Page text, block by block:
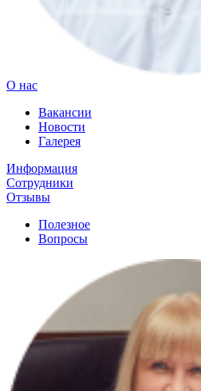
О нас
Вакансии
Новости
Галерея
Информация
Сотрудники
Отзывы
Полезное
Вопросы